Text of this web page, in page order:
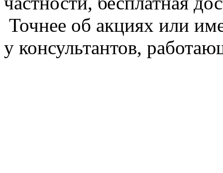
Точнее об акциях или
у консультантов,